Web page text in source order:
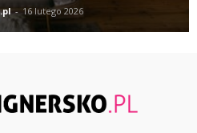
- 16 lutego 2026